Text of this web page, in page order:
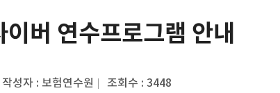
버 연수프로그램 안내
작성자 : 보험연수원 조회수 : 3448